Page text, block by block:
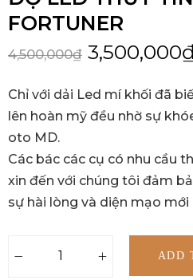
FORTUNER
4,500,000₫ 3,500,000
Chỉ với dải Led mí khối đã
lên hoàn mỹ đều nhờ sự
oto MD.
Các bác các cụ có nhu cầu
xin đến với chúng tôi đảm
sự hài lòng và diện mạo mới
ADD